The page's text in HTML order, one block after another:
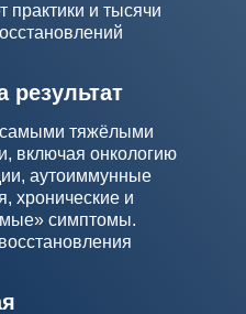
практики и тысячи
результат
тяжёлыми
включая онкологию
аутоиммунные
хронические и
симптомы.